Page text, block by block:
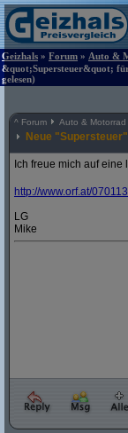
Geizhals » Forum » Auto &
&quot;Supersteuer&quot;
gelesen)
^ Forum Auto & Motorrad
Neue
Ich freue mich auf eine
http://www.orf.at/
LG
Mike